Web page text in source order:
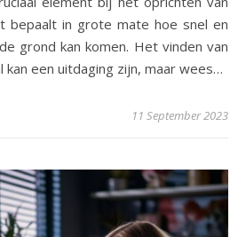
bepaalt in grote mate hoe snel en
grond kan komen. Het vinden van
een uitdaging zijn, maar wees…
11 September 2023